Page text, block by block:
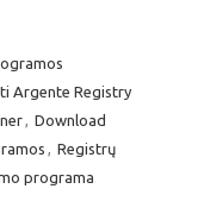
Argente Registry
Download
Registrų
programa